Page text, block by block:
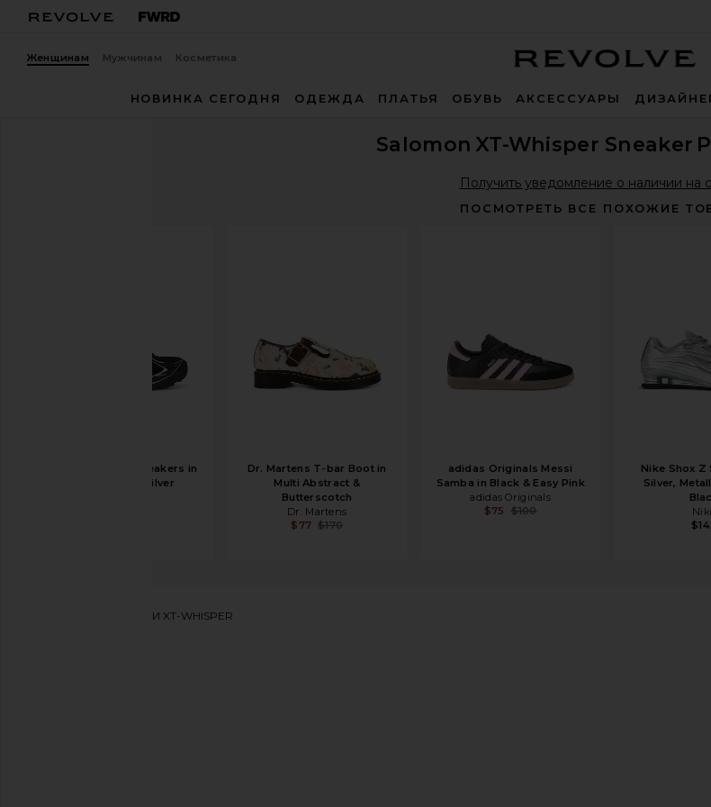
Женщинам Мужчинам Косметика
НОВИНКА СЕГОДНЯ ОДЕЖДА ПЛАТЬЯ ОБУВЬ АКСЕССУАРЫ
Salomon XT-Whisper Sneaker
Получить уведомление о наличии на
ПОСМОТРЕТЬ ВСЕ ПОХОЖИЕ
Asics GT-2160 Sneakers in
Black & Pure Silver
Dr. Martens T-bar Boot in
Multi Abstract &
Butterscotch
Dr. Martens
$77 $170
adidas Originals Messi
Samba in Black & Easy Pink
adidas Originals
$75
$100
Nike Shox Z
Silver,
КРОССОВКИ XT-WHISPER